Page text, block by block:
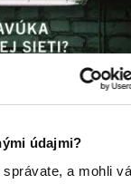
údajmi?
a mohli